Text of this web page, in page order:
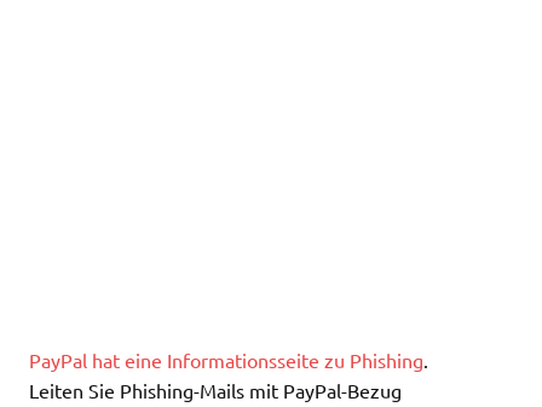
PayPal hat eine Informationsseite zu Phishing.
Leiten Sie Phishing-Mails mit PayPal-Bezug